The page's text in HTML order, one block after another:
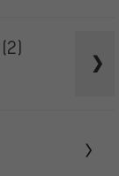
(2)